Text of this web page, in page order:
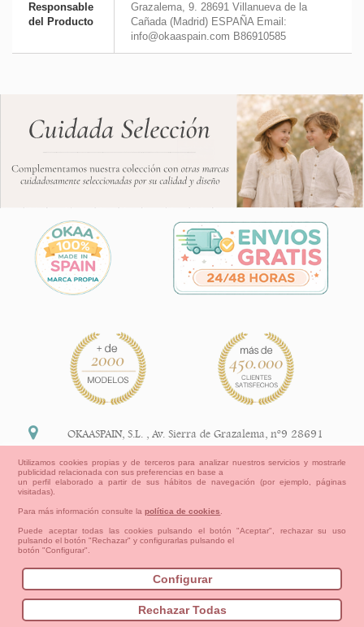
Responsable
del Producto
Grazalema, 9. 28691 Villanueva de la
Cañada (Madrid) ESPAÑA Email:
info@okaaspain.com B86910585
Información Legal
política de devoluciones y reembolsos
Aviso Legal Aviso Cookies
Cómo crear tu cuenta OKAA.
Mapa del sitio
OKAASPAIN, S.L. ,Av. Sierra de Grazalema, nº9 28691
+34 91 113 89 09
Utilizamos cookies propias y de terceros para analizar nuestros servicios y mostrarle
publicidad relacionada con sus preferencias en base a
un perfil elaborado a partir de sus hábitos de navegación (por ejemplo, páginas
visitadas).
Para más información consulte lapolítica de cookies
Puede aceptar todas las cookies pulsando el botón "Aceptar", rechazar su uso
pulsando el botón "Rechazar" y configurarlas pulsando el
botón "Configurar".
Configurar
Rechazar Todas